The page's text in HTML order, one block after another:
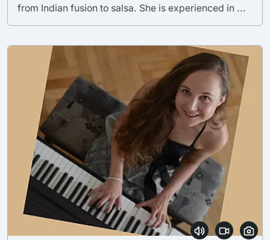
from Indian fusion to salsa. She is experienced in ...